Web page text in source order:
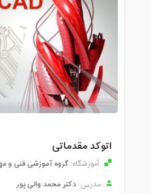
اتوکد مقدماتی
آموزشگاه: گروه آموزشی فنی و
مدرس: دکتر محمد والی پور